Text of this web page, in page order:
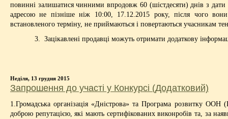
повинні залишатися чинними впродовж 60 (шістдесяти) днів з дати
адресою не пізніше ніж 10:00, 17.12.2015 року, після чого вони
встановленого терміну, не приймаються і повертаються учасникам
3. Зацікавлені продавці можуть отримати додаткову
Неділя, 13 грудня 2015
Запрошення до участі у Конкурсі (Додатковий)
1.Громадська організація «Дністрова» та Програма розвитку
доброю репутацією, які мають сертифікованих виконробів та, за